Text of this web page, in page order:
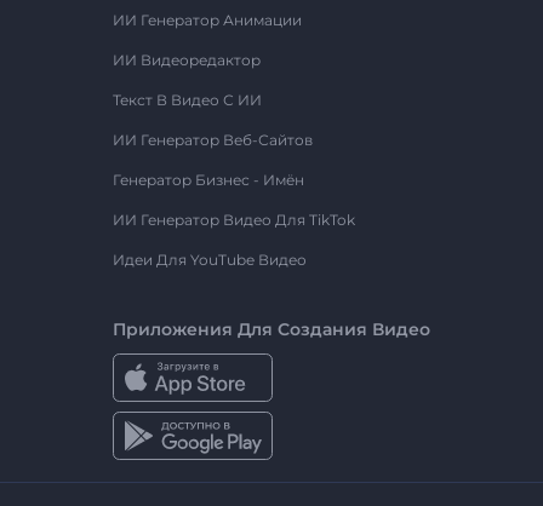
ИИ Генератор Анимации
ИИ Видеоредактор
Текст В Видео С ИИ
ИИ Генератор Веб-Сайтов
Генератор Бизнес - Имён
ИИ Генератор Видео Для TikTok
Идеи Для YouTube Видео
Приложения Для Создания Видео